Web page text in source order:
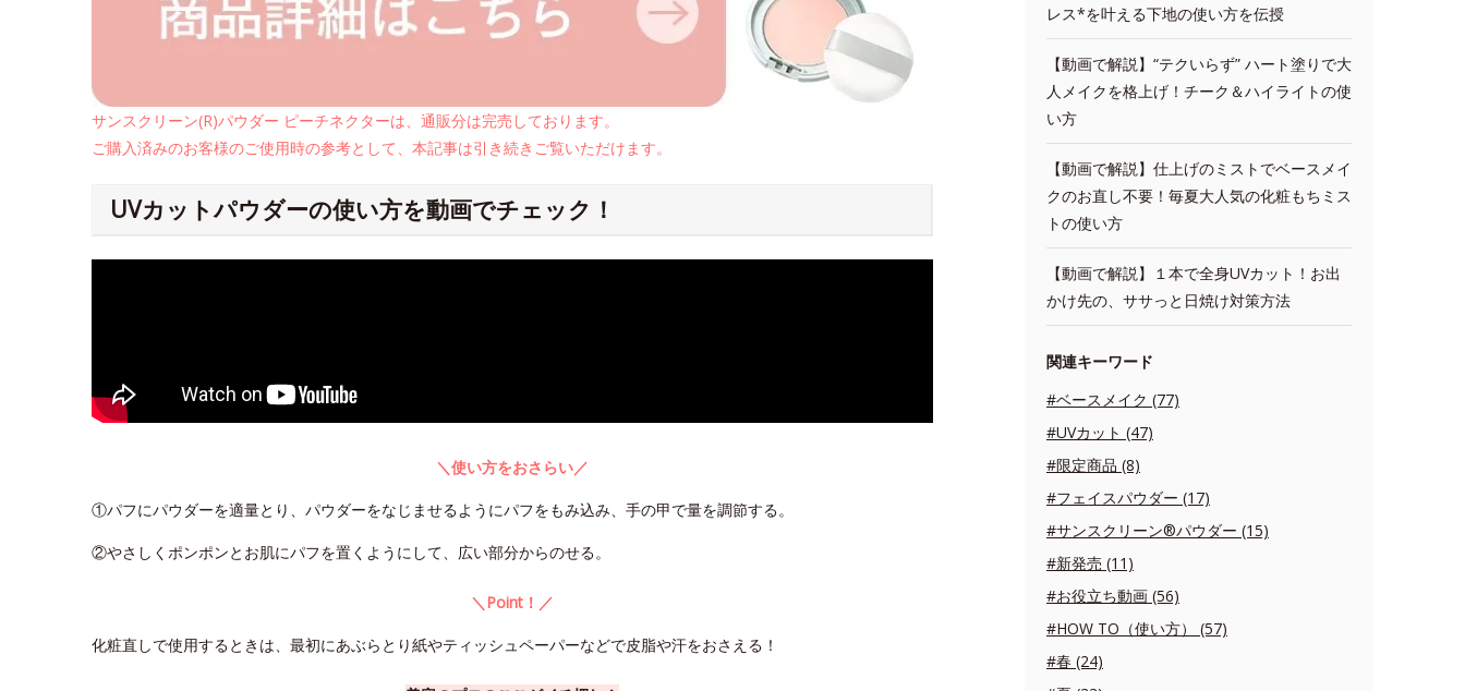
サンスクリーン(R)パウダー ピーチネクターは、通販分は完売しております。
ご購入済みのお客様のご使用時の参考として、本記事は引き続きご覧いただけます。
UVカットパウダーの使い方を動画でチェック！
＼使い方をおさらい／
①パフにパウダーを適量とり、パウダーをなじませるようにパフをもみ込み、手の甲で量を調節する。
②やさしくポンポンとお肌にパフを置くようにして、広い部分からのせる。
＼Point！／
化粧直しで使用するときは、最初にあぶらとり紙やティッシュペーパーなどで皮脂や汗をおさえる！
レス*を叶える下地の使い方を伝授
【動画で解説】“テクいらず” ハート塗りで大
人メイクを格上げ！チーク＆ハイライトの使
い方
【動画で解説】仕上げのミストでベースメイ
クのお直し不要！毎夏大人気の化粧もちミス
トの使い方
【動画で解説】１本で全身UVカット！お出
かけ先の、ササっと日焼け対策方法
関連キーワード
#ベースメイク (77)
#UVカット (47)
#限定商品 (8)
#フェイスパウダー (17)
#サンスクリーン®パウダー (15)
#新発売 (11)
#お役立ち動画 (56)
#HOW TO（使い方） (57)
#春 (24)